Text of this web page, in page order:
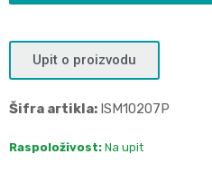
Upit o proizvodu
Šifra artikla: ISM10207P
Raspoloživost: Na upit